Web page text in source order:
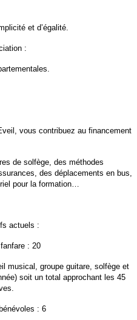
et d’égalité.
:
vous contribuez au financement
de solfège, des méthodes
des déplacements en bus,
pour la formation…
actuels :
: 20
musical, groupe guitare, solfège et
soit un total approchant les 45
: 6